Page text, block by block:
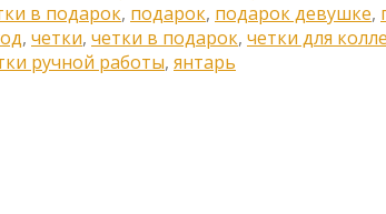
в подарок, подарок, подарок девушке,
, четки, четки в подарок, четки для
ручной работы, янтарь